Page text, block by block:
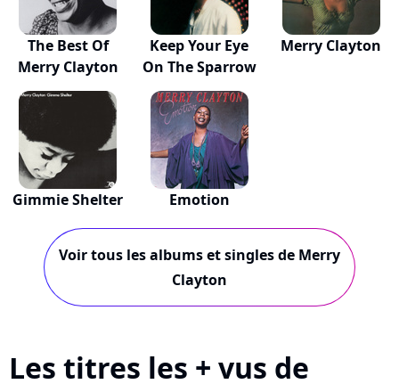
The Best Of
Merry Clayton
Keep Your Eye
On The Sparrow
Merry Clayton
Gimmie Shelter Emotion
Voir tous les albums et singles de Merry
Clayton
Les titres les + vus de